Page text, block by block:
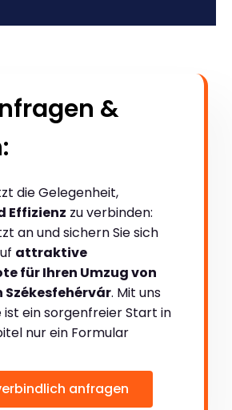
&
die Gelegenheit,
Effizienz zu verbinden:
an und sichern Sie sich
attraktive
für Ihren Umzug von
. Mit uns
ist ein sorgenfreier Start in
nur ein Formular
anfragen